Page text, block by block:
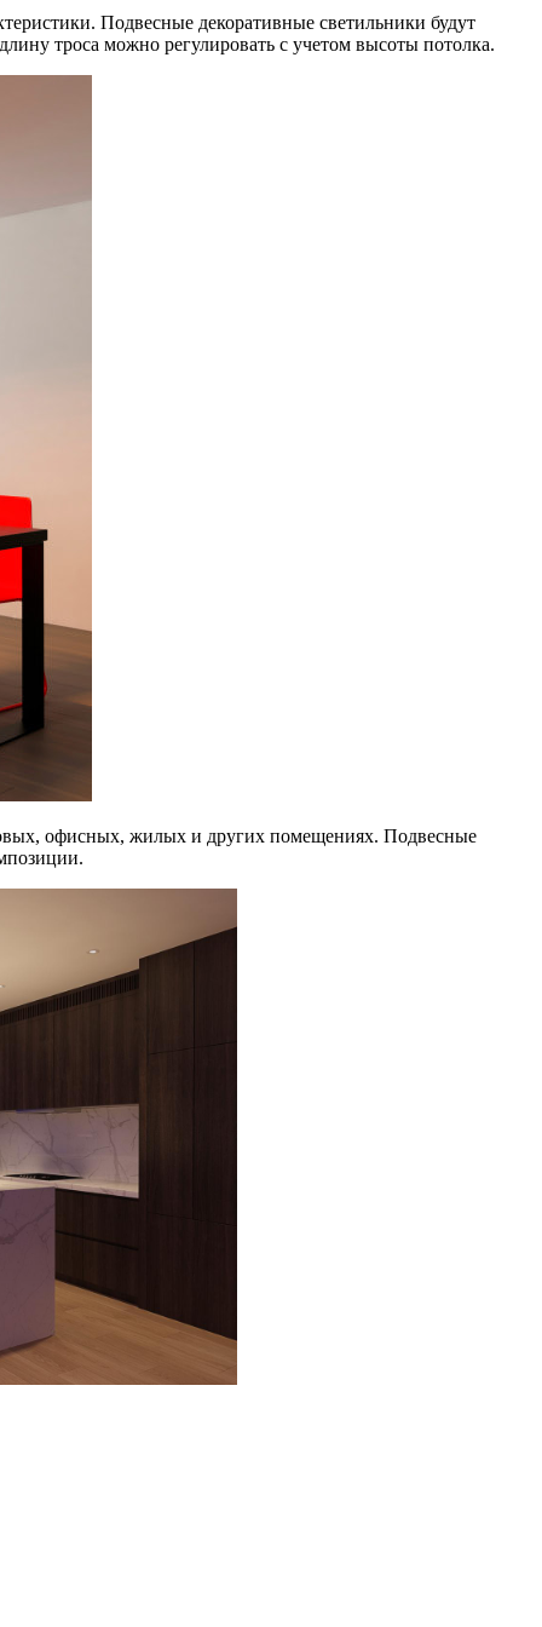
Подвесные декоративные светильники будут
троса можно регулировать с учетом высоты потолка.
офисных, жилых и других помещениях. Подвесные